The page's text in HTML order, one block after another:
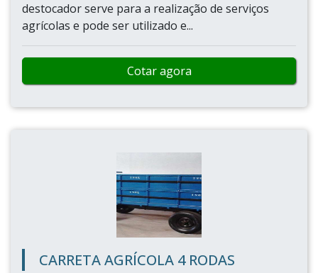
destocador serve para a realização de serviços
agrícolas e pode ser utilizado e...
Cotar agora
CARRETA AGRÍCOLA 4 RODAS